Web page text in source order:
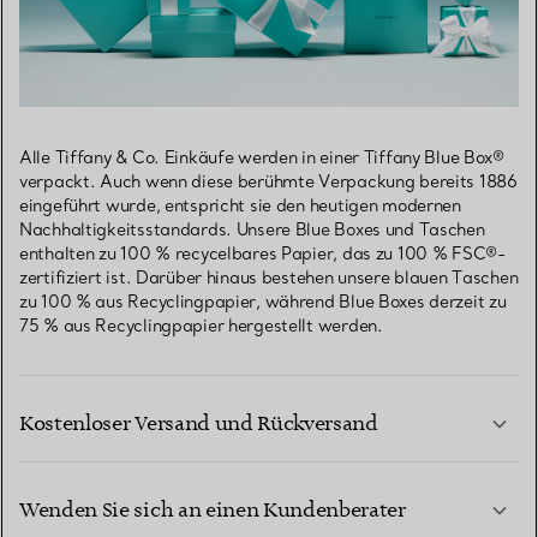
Alle Tiffany & Co. Einkäufe werden in einer Tiffany Blue Box®
verpackt. Auch wenn diese berühmte Verpackung bereits 1886
eingeführt wurde, entspricht sie den heutigen modernen
Nachhaltigkeitsstandards. Unsere Blue Boxes und Taschen
enthalten zu 100 % recycelbares Papier, das zu 100 % FSC®-
zertifiziert ist. Darüber hinaus bestehen unsere blauen Taschen
zu 100 % aus Recyclingpapier, während Blue Boxes derzeit zu
75 % aus Recyclingpapier hergestellt werden.
Kostenloser Versand und Rückversand
Wenden Sie sich an einen Kundenberater